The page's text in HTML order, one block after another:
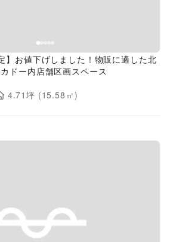
】お値下げしました！物販に適した北
ドー内店舗区画スペース
4.71坪 (15.58 ㎡)